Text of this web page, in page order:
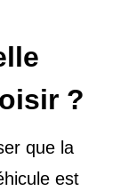
?
que la
est